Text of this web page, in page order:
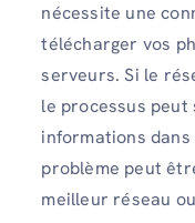
nécessite une
télécharger vos
serveurs. Si le
le processus
informations
problème peut
meilleur réseau